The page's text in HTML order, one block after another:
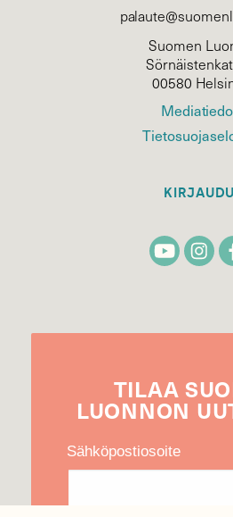
Suomen
00580
KIRJAUDU
TILAA
LUONNON
Sähköpostiosoite